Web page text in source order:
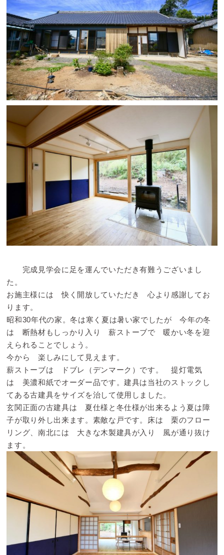
完成見学会に足を運んでいただき有難うございまし
た。
お施主様には 快く開放していただき 心より感謝してお
ります。
昭和30年代の家。冬は寒く夏は暑い家でしたが 今年の冬
は 断熱材もしっかり入り 薪ストーブで 暖かい冬を迎
えられることでしょう。
今から 楽しみにして見えます。
薪ストーブは ドブレ（デンマーク）です。 提灯電気
は 美濃和紙でオーダー品です。建具は当社のストックし
てある古建具をサイズを治して使用しました。
玄関正面の古建具は 夏仕様と冬仕様が出来るよう夏は障
子が取り外し出来ます。素敵な戸です。床は 栗のフロー
リング、南北には 大きな木製建具が入り 風が通り抜け
ます。